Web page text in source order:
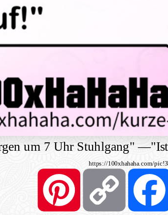
um 7 Uhr Stuhlgang"—
https://100xhahaha.com/
PinterestCopy
Link